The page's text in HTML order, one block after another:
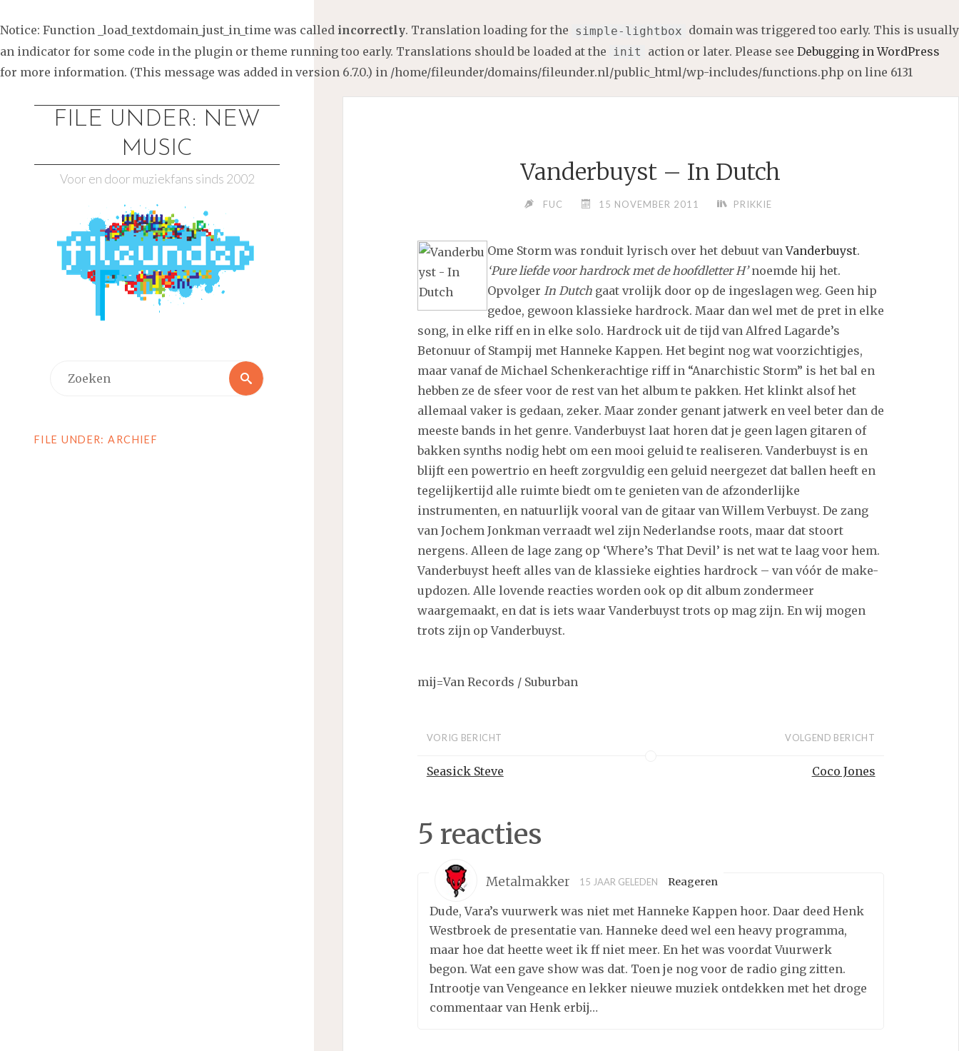
Notice: Function _load_textdomain_just_in_time was called incorrectly. Translation loading for the simple-lightbox domain was triggered too early. This is usually
an indicator for some code in the plugin or theme running too early. Translations should be loaded at the init action or later. Please see Debugging in WordPress
for more information. (This message was added in version 6.7.0.) in /home/fileunder/domains/fileunder.nl/public_html/wp-includes/functions.php on line 6131
FILE UNDER: NEW
MUSIC
Voor en door muziekfans sinds 2002
Zoeken
FILE UNDER: ARCHIEF
Vanderbuyst – In Dutch
FUC 15 NOVEMBER 2011 PRIKKIE
Ome Storm was ronduit lyrisch over het debuut vanVanderbuyst.
‘Pure liefde voor hardrock met de hoofdletter H’noemde hij het.
Opvolger In Dutchgaat vrolijk door op de ingeslagen weg. Geen hip
gedoe, gewoon klassieke hardrock. Maar dan wel met de pret in elke
song, in elke riff en in elke solo. Hardrock uit de tijd van Alfred Lagarde’s
Betonuur of Stampij met Hanneke Kappen. Het begint nog wat voorzichtigjes,
maar vanaf de Michael Schenkerachtige riff in “Anarchistic Storm” is het bal en
hebben ze de sfeer voor de rest van het album te pakken. Het klinkt alsof het
allemaal vaker is gedaan, zeker. Maar zonder genant jatwerk en veel beter dan de
meeste bands in het genre. Vanderbuyst laat horen dat je geen lagen gitaren of
bakken synths nodig hebt om een mooi geluid te realiseren. Vanderbuyst is en
blijft een powertrio en heeft zorgvuldig een geluid neergezet dat ballen heeft en
tegelijkertijd alle ruimte biedt om te genieten van de afzonderlijke
instrumenten, en natuurlijk vooral van de gitaar van Willem Verbuyst. De zang
van Jochem Jonkman verraadt wel zijn Nederlandse roots, maar dat stoort
nergens. Alleen de lage zang op ‘Where’s That Devil’ is net wat te laag voor hem.
Vanderbuyst heeft alles van de klassieke eighties hardrock – van vóór de make-
updozen. Alle lovende reacties worden ook op dit album zondermeer
waargemaakt, en dat is iets waar Vanderbuyst trots op mag zijn. En wij mogen
trots zijn op Vanderbuyst.
mij=Van Records / Suburban
VORIG BERICHT
Seasick Steve
VOLGEND BERICHT
Coco Jones
5 reacties
Metalmakker 15 JAAR GELEDEN Reageren
Dude, Vara’s vuurwerk was niet met Hanneke Kappen hoor. Daar deed Henk
Westbroek de presentatie van. Hanneke deed wel een heavy programma,
maar hoe dat heette weet ik ff niet meer. En het was voordat Vuurwerk
begon. Wat een gave show was dat. Toen je nog voor de radio ging zitten.
Introotje van Vengeance en lekker nieuwe muziek ontdekken met het droge
commentaar van Henk erbij…